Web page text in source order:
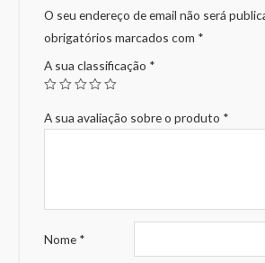
O seu endereço de email não será
obrigatórios marcados com *
A sua classificação *
A sua avaliação sobre o produto *
Nome *